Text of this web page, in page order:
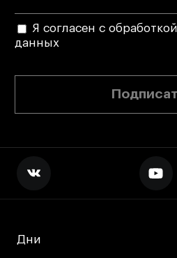
Я согласен с
данных
Дни
Дни